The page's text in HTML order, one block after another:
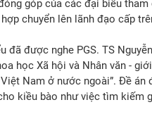
góp của các đại biểu
chuyển lên lãnh đạo cấp
được nghe PGS. TS
học Xã hội và Nhân văn -
Nam ở nước ngoài”. Đề án
kiều bào như việc tìm kiếm